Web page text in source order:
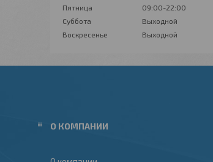
Пятница
09:00-22:00
Суббота
Выходной
Воскресенье
Выходной
О КОМПАНИИ